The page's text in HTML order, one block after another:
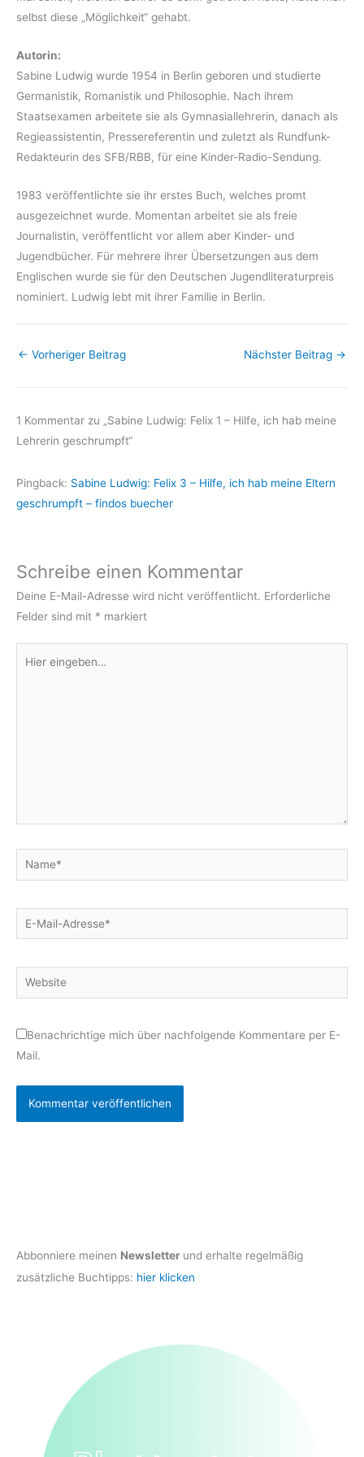
selbst diese „Möglichkeit“ gehabt.
Autorin:
Sabine Ludwig wurde 1954 in Berlin geboren und studierte
Germanistik, Romanistik und Philosophie. Nach ihrem
Staatsexamen arbeitete sie als Gymnasiallehrerin, danach als
Regieassistentin, Pressereferentin und zuletzt als Rundfunk-
Redakteurin des SFB/RBB, für eine Kinder-Radio-Sendung.
1983 veröffentlichte sie ihr erstes Buch, welches promt
ausgezeichnet wurde. Momentan arbeitet sie als freie
Journalistin, veröffentlicht vor allem aber Kinder- und
Jugendbücher. Für mehrere ihrer Übersetzungen aus dem
Englischen wurde sie für den Deutschen Jugendliteraturpreis
nominiert. Ludwig lebt mit ihrer Familie in Berlin.
← Vorheriger Beitrag Nächster Beitrag →
1 Kommentar zu „Sabine Ludwig: Felix 1 – Hilfe, ich hab meine
Lehrerin geschrumpft“
Pingback: Sabine Ludwig: Felix 3 – Hilfe, ich hab meine Eltern
geschrumpft – findos buecher
Schreibe einen Kommentar
Deine E-Mail-Adresse wird nicht veröffentlicht. Erforderliche
Felder sind mit * markiert
eingeben…
Name*
E-
Mail-
Website
Benachrichtige mich über nachfolgende Kommentare per E-
Mail.
Abbonniere meinen Newsletter und erhalte regelmäßig
zusätzliche Buchtipps: hier klicken